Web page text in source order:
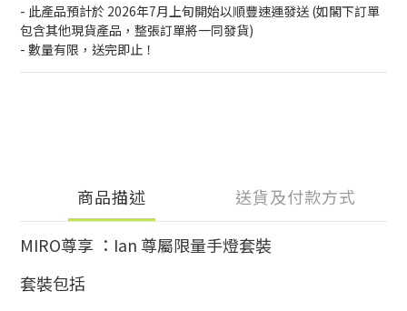
- 此產品預計於 2026年7月上旬開始以順豐速運發送​ (如閣下訂單
包含其他現貨產品，整張訂單將一同發貨)
- 數量有限，送完即止！
商品描述 送貨及付款方式
MIRO尊享 ：Ian 尊屬限量手燈套裝
套裝包括